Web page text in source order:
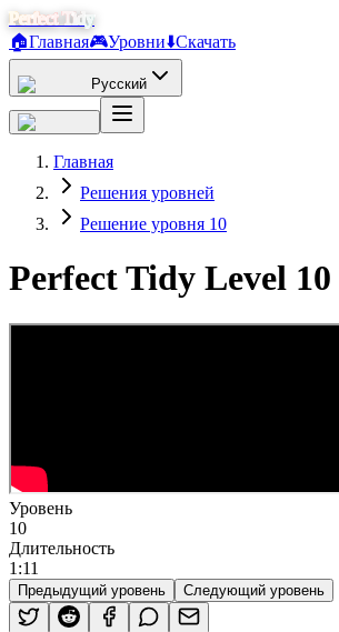
Perfect Tidy
🏠Главная🎮Уровни⬇️Скачать
Русский
Главная
Решения уровней
Решение уровня 10
Perfect Tidy Level 10
Уровень
10
Длительность
1 :11
Предыдущий уровень Следующий уровень